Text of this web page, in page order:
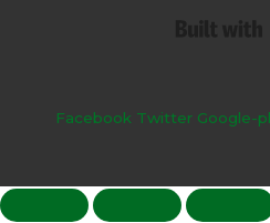
Facebook Twitter Google-